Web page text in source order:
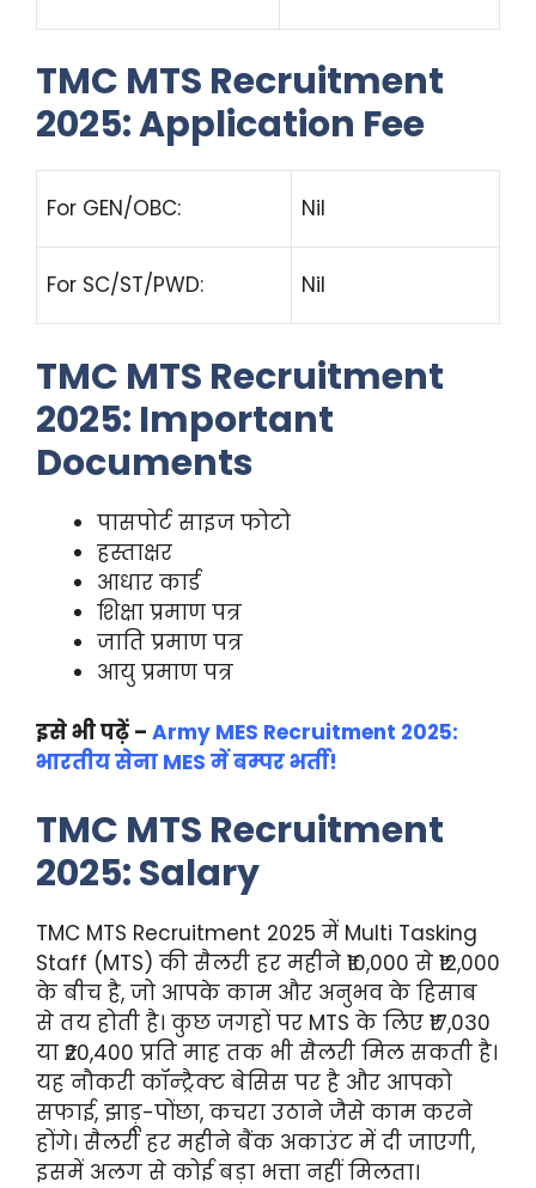
TMC MTS Recruitment
2025: Application Fee
For GEN/OBC: Nil
For SC/ST/PWD: Nil
TMC MTS Recruitment
2025: Important
Documents
पासपोर्ट साइज फोटो
हस्ताक्षर
आधार कार्ड
शिक्षा प्रमाण पत्र
जाति प्रमाण पत्र
आयु प्रमाण पत्र
इसे भी पढ़ें – Army MES Recruitment 2025:
भारतीय सेना MES में बम्पर भर्ती!
TMC MTS Recruitment
2025: Salary
TMC MTS Recruitment 2025 में Multi Tasking
Staff (MTS) की सैलरी हर महीने ₹10,000 से ₹12,000
के बीच है, जो आपके काम और अनुभव के हिसाब
से तय होती है। कुछ जगहों पर MTS के लिए ₹17,030
या ₹20,400 प्रति माह तक भी सैलरी मिल सकती है।
यह नौकरी कॉन्ट्रैक्ट बेसिस पर है और आपको
सफाई, झाड़ू-पोंछा, कचरा उठाने जैसे काम करने
होंगे। सैलरी हर महीने बैंक अकाउंट में दी जाएगी,
इसमें अलग से कोई बड़ा भत्ता नहीं मिलता।